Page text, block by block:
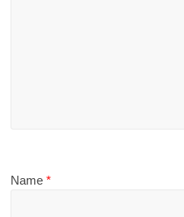
Name*